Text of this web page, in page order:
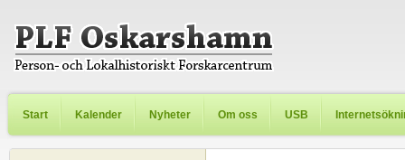
Start Kalender Nyheter Om oss USB